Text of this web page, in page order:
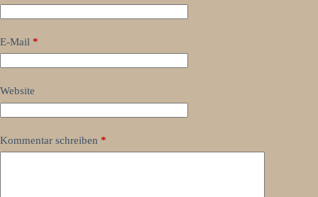
E-Mail *
Website
Kommentar schreiben *